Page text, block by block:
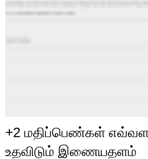
+2 மதிப்பெண்கள்
உதவிடும் இணையதளம்